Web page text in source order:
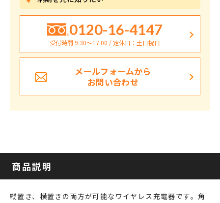
0120-16-4147
受付時間 9:30〜17:00 / 定休日：土日祝日
メールフォームから
お問い合わせ
商品説明
縦置き、横置きの両方が可能なワイヤレス充電器です。角